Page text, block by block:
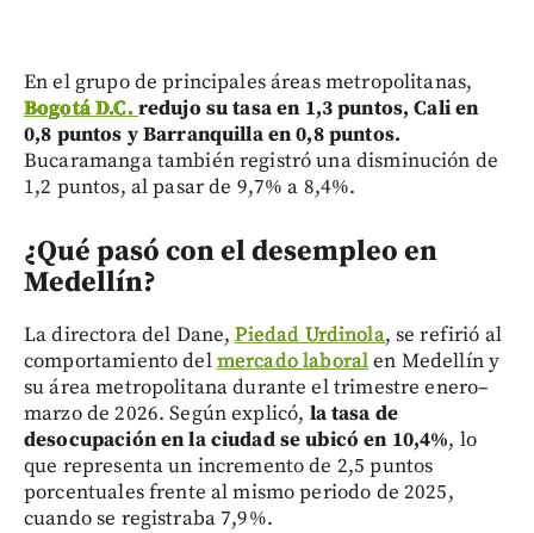
En el grupo de principales áreas metropolitanas,
Bogotá D.C. redujo su tasa en 1,3 puntos, Cali en
0,8 puntos y Barranquilla en 0,8 puntos.
Bucaramanga también registró una disminución de
1,2 puntos, al pasar de 9,7% a 8,4%.
¿Qué pasó con el desempleo en
Medellín?
La directora del Dane,Piedad Urdinola, se refirió al
comportamiento delmercado laboralen Medellín y
su área metropolitana durante el trimestre enero–
marzo de 2026. Según explicó, la tasa de
desocupación en la ciudad se ubicó en 10,4%, lo
que representa un incremento de 2,5 puntos
porcentuales frente al mismo periodo de 2025,
cuando se registraba 7,9%.